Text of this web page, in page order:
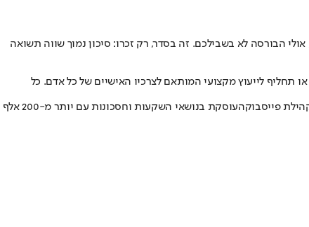
הבורסה לא בשבילכם. זה בסדר, רק זכרו: סיכון נמוך שווה תשואה
תחליף לייעוץ מקצועי המותאם לצרכיו האישיים של כל אדם. כל
פייסבוק
העוסקת בנושאי השקעות וחסכונות עם יותר מ-200 אלף